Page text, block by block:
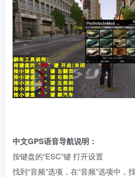
中文GPS语音导航说明：
按键盘的“ESC”键 打开设置
找到“音频”选项，在“音频”选项中，